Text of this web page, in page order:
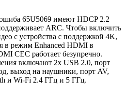
65U5069 имеют HDCP 2.2
ARC. Чтобы включить
с устройства с поддержкой 4K,
в режим Enhanced HDMI в
CEC работает безупречно.
включают 2x USB 2.0, порт
выход на наушники, порт AV,
и Wi-Fi 2.4 ГГц и 5 ГГц.